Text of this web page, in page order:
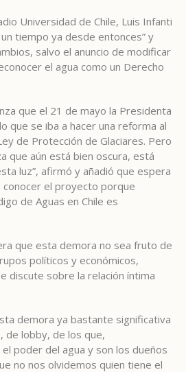
Universidad de Chile, Luis Infanti
tiempo ya desde entonces” y
salvo el anuncio de modificar
el agua como un Derecho
que el 21 de mayo la Presidenta
que se iba a hacer una reforma al
de Protección de Glaciares. Pero
que aún está bien oscura, está
luz”, afirmó y añadió que espera
conocer el proyecto porque
de Aguas en Chile es
que esta demora no sea fruto de
políticos y económicos,
discute sobre la relación íntima
demora ya bastante significativa
de lobby, de los que,
poder del agua y son los dueños
no nos olvidemos quien tiene el